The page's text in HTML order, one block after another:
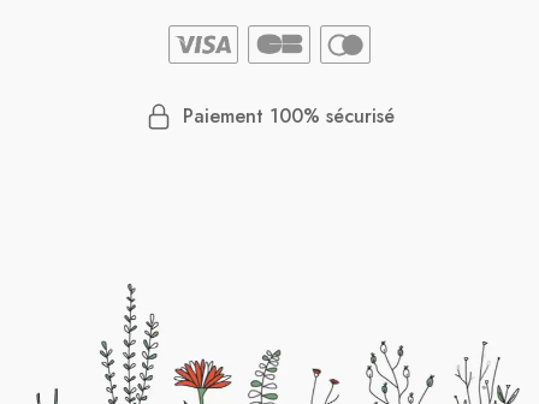
Paiement 100% sécurisé